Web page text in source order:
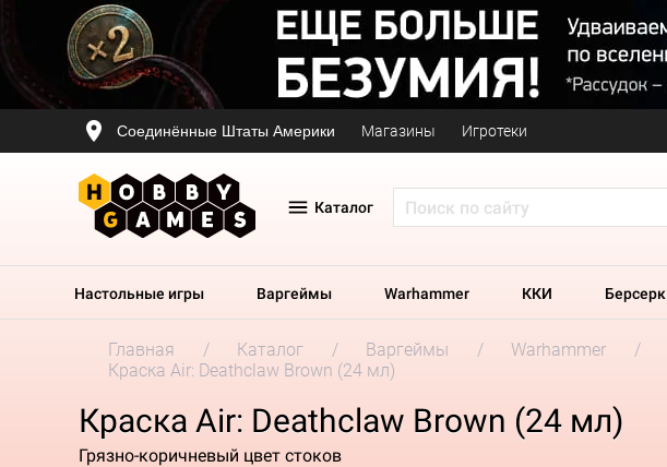
Соединённые Штаты Америки Магазины Игротеки
Каталог
Настольные игры Варгеймы Warhammer ККИ Берсерк
Главная Каталог Варгеймы Warhammer
Краска Air: Deathclaw Brown (24 мл)
Краска Air: Deathclaw Brown (24 мл)
Грязно-коричневый цвет стоков